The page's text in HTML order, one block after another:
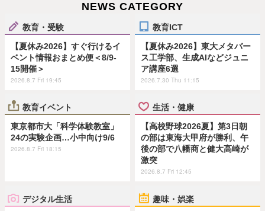
NEWS CATEGORY
教育・受験
【夏休み2026】すぐ行けるイ
ベント情報おまとめ便＜8/9-
15開催＞
2026.8.7 Fri 19:45
教育ICT
【夏休み2026】東大メタバー
ス工学部、生成AIなどジュニ
ア講座6選
2026.7.30 Thu 11:15
教育イベント
東京都市大「科学体験教室」
24の実験企画…小中向け9/6
2026.8.7 Fri 18:15
生活・健康
【高校野球2026夏】第3日朝
の部は東海大甲府が勝利、午
後の部で八幡商と健大高崎が
激突
2026.8.7 Fri 12:45
デジタル生活 趣味・娯楽